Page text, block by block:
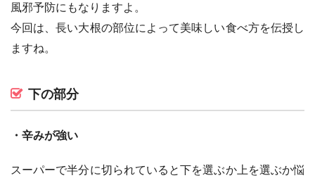
風邪予防にもなりますよ。
今回は、長い大根の部位によって美味しい食べ方を伝授し
ますね。
下の部分
・辛みが強い
スーパーで半分に切られていると下を選ぶか上を選ぶか悩